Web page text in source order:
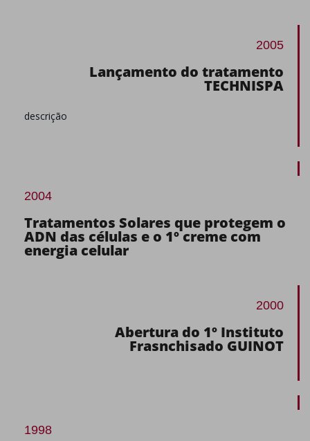
2005
Lançamento do tratamento
TECHNISPA
descrição
2004
Tratamentos Solares que protegem o
ADN das células e o 1º creme com
energia celular
2000
Abertura do 1º Instituto
Frasnchisado GUINOT
1998